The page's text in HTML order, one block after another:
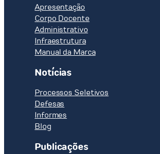
Apresentação
Corpo Docente
Administrativo
Infraestrutura
Manual da Marca
Notícias
Processos Seletivos
Defesas
Informes
Blog
Publicações